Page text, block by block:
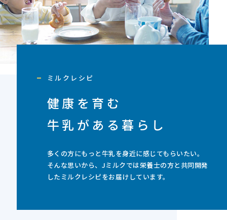
ミルクレシピ
健康を育む
牛乳がある暮らし
多くの方にもっと牛乳を身近に感じてもらいたい。
そんな思いから、Jミルクでは栄養士の方と共同開発
したミルクレシピをお届けしています。